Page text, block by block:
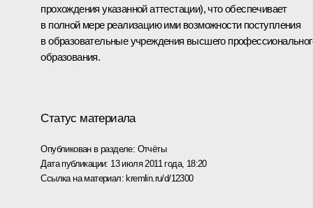
прохождения указанной аттестации), что обеспечивает
в полной мере реализацию ими возможности поступления
в образовательные учреждения высшего
образования.
Статус материала
Опубликован в разделе: Отчёты
Дата публикации: 13 июля 2011 года, 18:20
Ссылка на материал:kremlin.ru/d/12300